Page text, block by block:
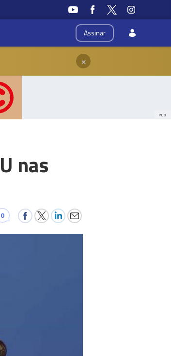
Assinar
×
PUB
nas
0